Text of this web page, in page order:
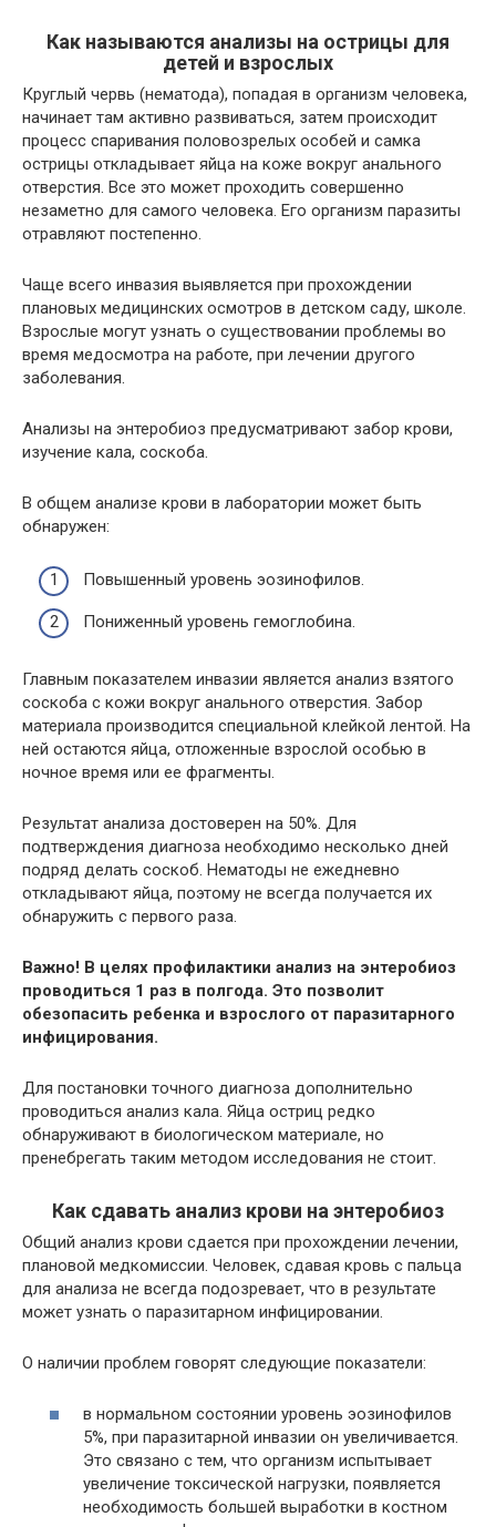
Как называются анализы на острицы для
детей и взрослых
Круглый червь (нематода), попадая в организм человека,
начинает там активно развиваться, затем происходит
процесс спаривания половозрелых особей и самка
острицы откладывает яйца на коже вокруг анального
отверстия. Все это может проходить совершенно
незаметно для самого человека. Его организм паразиты
отравляют постепенно.
Чаще всего инвазия выявляется при прохождении
плановых медицинских осмотров в детском саду, школе.
Взрослые могут узнать о существовании проблемы во
время медосмотра на работе, при лечении другого
заболевания.
Анализы на энтеробиоз предусматривают забор крови,
изучение кала, соскоба.
В общем анализе крови в лаборатории может быть
обнаружен:
Повышенный уровень эозинофилов.
Пониженный уровень гемоглобина.
Главным показателем инвазии является анализ взятого
соскоба с кожи вокруг анального отверстия. Забор
материала производится специальной клейкой лентой. На
ней остаются яйца, отложенные взрослой особью в
ночное время или ее фрагменты.
Результат анализа достоверен на 50%. Для
подтверждения диагноза необходимо несколько дней
подряд делать соскоб. Нематоды не ежедневно
откладывают яйца, поэтому не всегда получается их
обнаружить с первого раза.
Важно! В целях профилактики анализ на энтеробиоз
проводиться 1 раз в полгода. Это позволит
обезопасить ребенка и взрослого от паразитарного
инфицирования.
Для постановки точного диагноза дополнительно
проводиться анализ кала. Яйца остриц редко
обнаруживают в биологическом материале, но
пренебрегать таким методом исследования не стоит.
Как сдавать анализ крови на энтеробиоз
Общий анализ крови сдается при прохождении лечении,
плановой медкомиссии. Человек, сдавая кровь с пальца
для анализа не всегда подозревает, что в результате
может узнать о паразитарном инфицировании.
О наличии проблем говорят следующие показатели:
в нормальном состоянии уровень эозинофилов
5%, при паразитарной инвазии он увеличивается.
Это связано с тем, что организм испытывает
увеличение токсической нагрузки, появляется
необходимость большей выработки в костном